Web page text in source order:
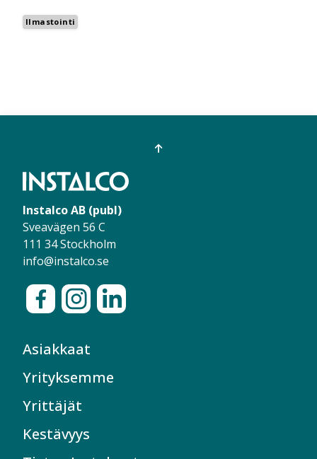
Ilmastointi
Instalco AB (publ)
Sveavägen 56 C
111 34 Stockholm
info@instalco.se
Asiakkaat
Yrityksemme
Yrittäjät
Kestävyys